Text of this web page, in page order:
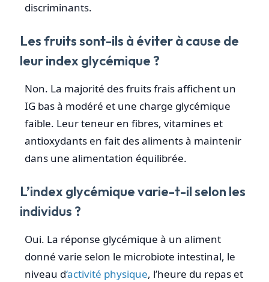
discriminants.
Les fruits sont-ils à éviter à cause de
leur index glycémique ?
Non. La majorité des fruits frais affichent un
IG bas à modéré et une charge glycémique
faible. Leur teneur en fibres, vitamines et
antioxydants en fait des aliments à maintenir
dans une alimentation équilibrée.
L’index glycémique varie-t-il selon les
individus ?
Oui. La réponse glycémique à un aliment
donné varie selon le microbiote intestinal, le
niveau d‘activité physique, l’heure du repas et